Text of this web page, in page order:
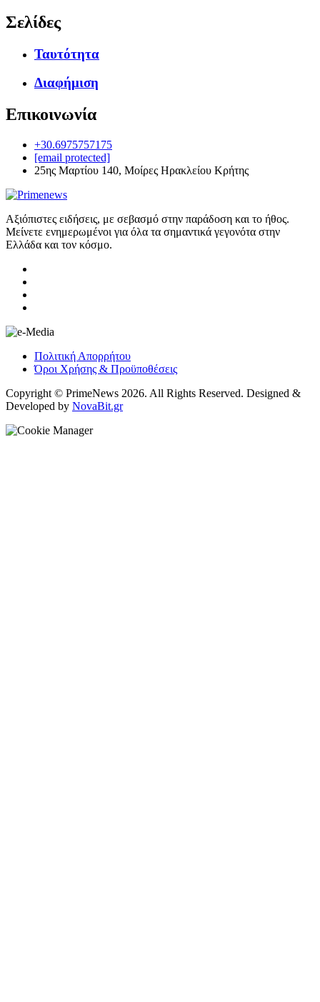
Σελίδες
Ταυτότητα
Διαφήμιση
Επικοινωνία
+30.6975757175
[email protected]
25ης Μαρτίου 140, Μοίρες Ηρακλείου Κρήτης
Αξιόπιστες ειδήσεις, με σεβασμό στην παράδοση και το ήθος.
Μείνετε ενημερωμένοι για όλα τα σημαντικά γεγονότα στην
Ελλάδα και τον κόσμο.
Πολιτική Απορρήτου
Όροι Χρήσης & Προϋποθέσεις
Copyright © PrimeNews 2026. All Rights Reserved. Designed &
Developed by NovaBit.gr